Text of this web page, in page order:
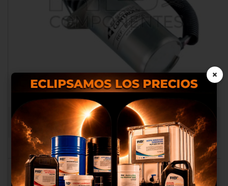
SOL. Q SUST A LA REF ORIGINAL CUMM 3921978
RB005606
Nosotros utilizamos cookies
propias y de terceros para
proporcionarte una mejor
experiencia de compra, realizar
un análisis estadístico que nos
sirve para mejorar el servicio y
poder ofrecerte los mejores
×